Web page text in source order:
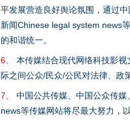
平发展营造良好舆论氛围，通过
新闻Chinese legal system news
的和谐统一。
6、
本传媒结合现代网络科技影
际之间公众/民众/公民对法律、政
7、
中国公共传媒、中国公众传
news等传媒网站将尽最大努力，